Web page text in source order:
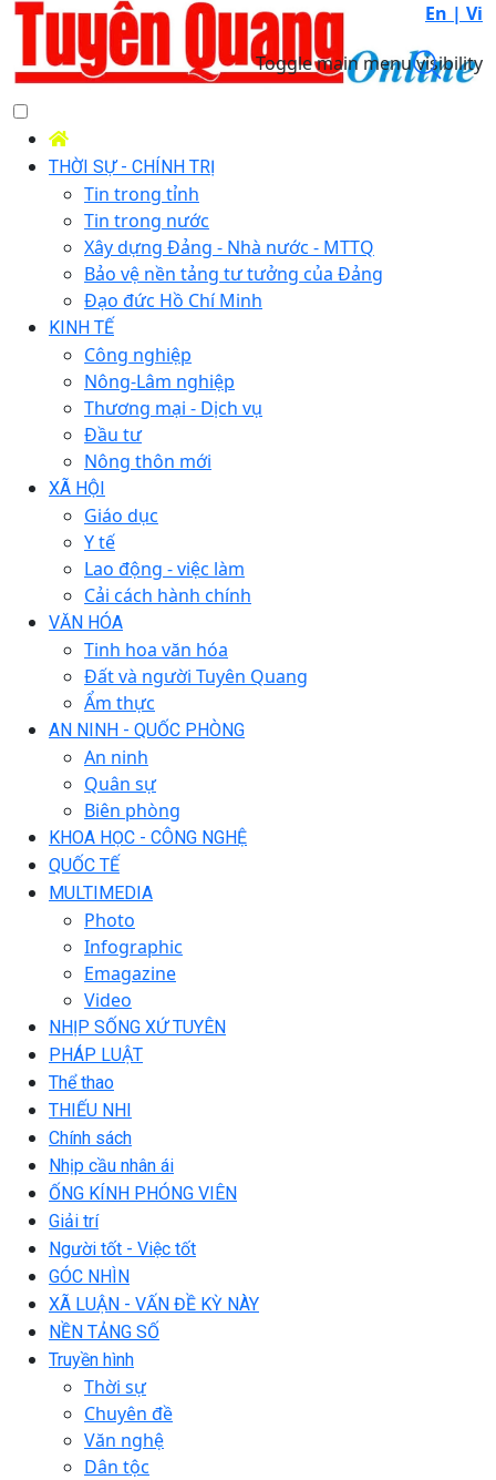
En | Vi
Toggle main menu visibility
THỜI SỰ - CHÍNH TRỊ
Tin trong tỉnh
Tin trong nước
Xây dựng Đảng - Nhà nước - MTTQ
Bảo vệ nền tảng tư tưởng của Đảng
Đạo đức Hồ Chí Minh
KINH TẾ
Công nghiệp
Nông-Lâm nghiệp
Thương mại - Dịch vụ
Đầu tư
Nông thôn mới
XÃ HỘI
Giáo dục
Y tế
Lao động - việc làm
Cải cách hành chính
VĂN HÓA
Tinh hoa văn hóa
Đất và người Tuyên Quang
Ẩm thực
AN NINH - QUỐC PHÒNG
An ninh
Quân sự
Biên phòng
KHOA HỌC - CÔNG NGHỆ
QUỐC TẾ
MULTIMEDIA
Photo
Infographic
Emagazine
Video
NHỊP SỐNG XỨ TUYÊN
PHÁP LUẬT
Thể thao
THIẾU NHI
Chính sách
Nhịp cầu nhân ái
ỐNG KÍNH PHÓNG VIÊN
Giải trí
Người tốt - Việc tốt
GÓC NHÌN
XÃ LUẬN - VẤN ĐỀ KỲ NÀY
NỀN TẢNG SỐ
Truyền hình
Thời sự
Chuyên đề
Văn nghệ
Dân tộc